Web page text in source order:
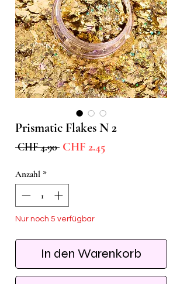
Prismatic Flakes N 2
CHF 4.90 Standardpreis
CHF 2.45
Anzahl *
Nur noch 5 verfügbar
In den Warenkorb